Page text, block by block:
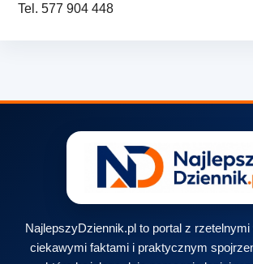
Tel. 577 904 448
NajlepszyDziennik.pl to portal z
ciekawymi faktami i praktycznym